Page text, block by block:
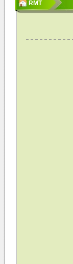
RMT